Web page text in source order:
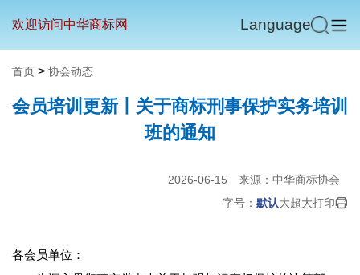
欢迎访问中华商标网 Language
首页 > 协会动态
会员培训更新丨关于商标刑事保护实务培训
班的通知
2026-06-15
来源：中华商标协会
字号： 默认大超大打印
各会员单位：